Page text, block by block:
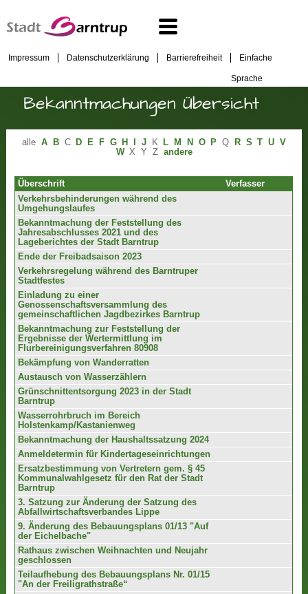
Impressum Datenschutzerklärung Barrierefreiheit Einfache
Sprache
Bekanntmachungen Übersicht
alle A B C D E F G H J K L M N O P Q R S T U V
W X Y Z andere
Überschrift
Verfasser
Verkehrsbehinderungen während des
Umgehungslaufes
Bekanntmachung der Feststellung des
Jahresabschlusses 2021 und des
Lageberichtes der Stadt Barntrup
Ende der Freibadsaison 2023
Verkehrsregelung während des Barntruper
Stadtfestes
Einladung zu einer
Genossenschaftsversammlung des
gemeinschaftlichen Jagdbezirkes Barntrup
Bekanntmachung zur Feststellung der
Ergebnisse der Wertermittlung im
Flurbereinigungsverfahren 80908
Bekämpfung von Wanderratten
Austausch von Wasserzählern
Grünschnittentsorgung 2023 in der Stadt
Barntrup
Wasserrohrbruch im Bereich
Holstenkamp/Kastanienweg
Bekanntmachung der Haushaltssatzung 2024
Anmeldetermin für Kindertageseinrichtungen
Ersatzbestimmung von Vertretern gem. § 45
Kommunalwahlgesetz für den Rat der Stadt
Barntrup
3. Satzung zur Änderung der Satzung des
Abfallwirtschaftsverbandes Lippe
9. Änderung des Bebauungsplans 01/13 "Auf
der Eichelbache"
Rathaus zwischen Weihnachten und Neujahr
geschlossen
Teilaufhebung des Bebauungsplans Nr. 01/15
"An der Freiligrathstraße“